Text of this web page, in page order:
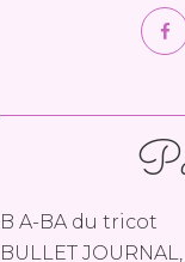
B A-BA du tricot
BULLET